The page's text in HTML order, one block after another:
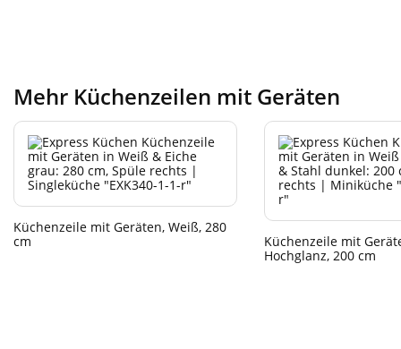
Mehr Küchenzeilen mit Geräten
Küchenzeile mit Geräten, Weiß, 280
cm
Küchenzeile mit
Hochglanz, 200 cm